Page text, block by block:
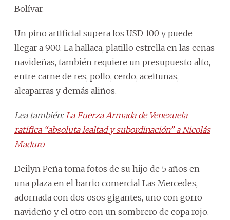
Bolívar.
Un pino artificial supera los USD 100 y puede
llegar a 900. La hallaca, platillo estrella en las cenas
navideñas, también requiere un presupuesto alto,
entre carne de res, pollo, cerdo, aceitunas,
alcaparras y demás aliños.
Lea también: La Fuerza Armada de Venezuela
ratifica “absoluta lealtad y subordinación” a Nicolás
Maduro
Deilyn Peña toma fotos de su hijo de 5 años en
una plaza en el barrio comercial Las Mercedes,
adornada con dos osos gigantes, uno con gorro
navideño y el otro con un sombrero de copa rojo.